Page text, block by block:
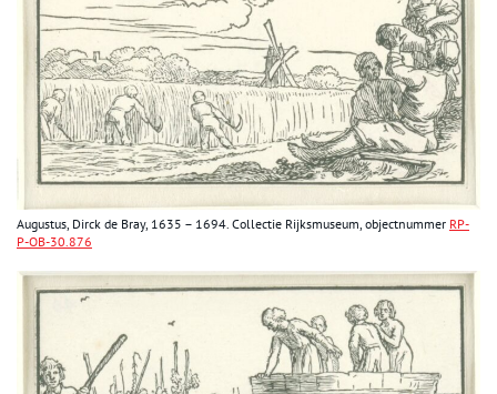
Augustus, Dirck de Bray, 1635 – 1694. Collectie Rijksmuseum, objectnummer RP-
P-OB-30.876